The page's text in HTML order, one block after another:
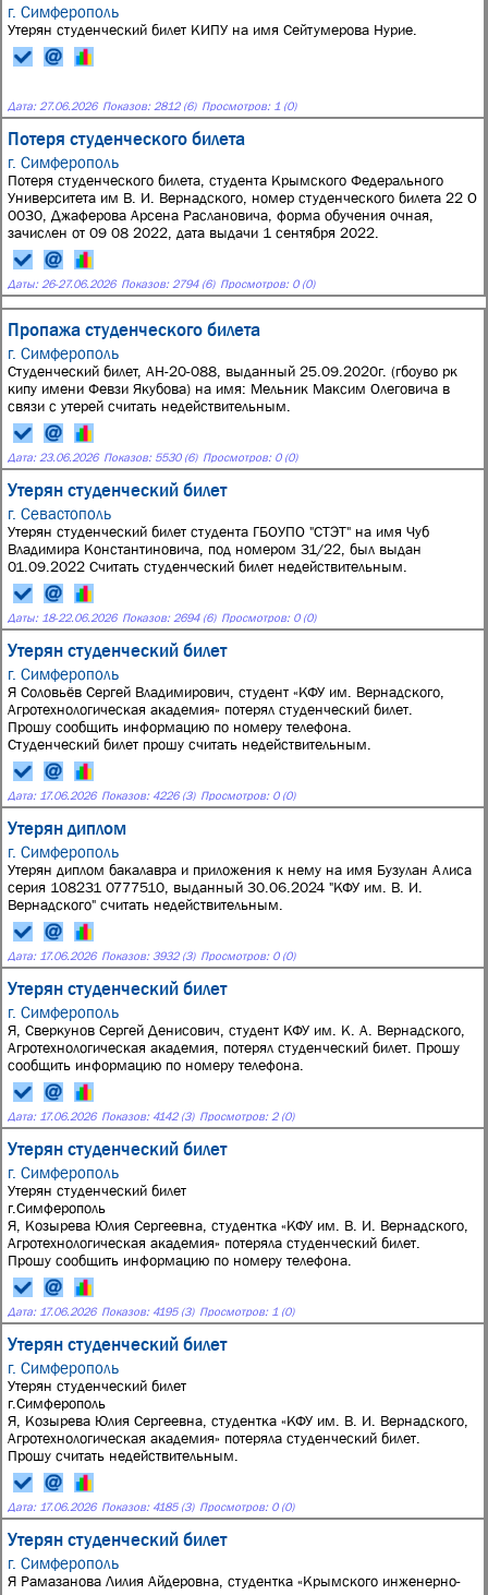
г. Симферополь
Утерян студенческий билет КИПУ на имя Сейтумерова Нурие.
Дата: 27.06.2026 Показов: 2812 (6) Просмотров: 1 (0)
Потеря студенческого билета
г. Симферополь
Потеря студенческого билета, студента Крымского Федерального
Университета им В. И. Вернадского, номер студенческого билета 22 О
0030, Джаферова Арсена Раслановича, форма обучения очная,
зачислен от 09 08 2022, дата выдачи 1 сентября 2022.
Даты: 26-27.06.2026 Показов: 2794 (6) Просмотров: 0 (0)
Пропажа студенческого билета
г. Симферополь
Студенческий билет, АН-20-088, выданный 25.09.2020г. (гбоуво рк
кипу имени Февзи Якубова) на имя: Мельник Максим Олеговича в
связи с утерей считать недействительным.
Дата: 23.06.2026 Показов: 5530 (6) Просмотров: 0 (0)
Утерян студенческий билет
г. Севастополь
Утерян студенческий билет студента ГБОУПО "СТЭТ" на имя Чуб
Владимира Константиновича, под номером 31/22, был выдан
01.09.2022 Считать студенческий билет недействительным.
Даты: 18-22.06.2026 Показов: 2694 (6) Просмотров: 0 (0)
Утерян студенческий билет
г. Симферополь
Я Соловьёв Сергей Владимирович, студент «КФУ им. Вернадского,
Агротехнологическая академия» потерял студенческий билет.
Прошу сообщить информацию по номеру телефона.
Студенческий билет прошу считать недействительным.
Дата: 17.06.2026 Показов: 4226 (3) Просмотров: 0 (0)
Утерян диплом
г. Симферополь
Утерян диплом бакалавра и приложения к нему на имя Бузулан Алиса
серия 108231 0777510, выданный 30.06.2024 "КФУ им. В. И.
Вернадского" считать недействительным.
Дата: 17.06.2026 Показов: 3932 (3) Просмотров: 0 (0)
Утерян студенческий билет
г. Симферополь
Я, Сверкунов Сергей Денисович, студент КФУ им. К. А. Вернадского,
Агротехнологическая академия, потерял студенческий билет. Прошу
сообщить информацию по номеру телефона.
Дата: 17.06.2026 Показов: 4142 (3) Просмотров: 2 (0)
Утерян студенческий билет
г. Симферополь
Утерян студенческий билет
г.Симферополь
Я, Козырева Юлия Сергеевна, студентка «КФУ им. В. И. Вернадского,
Агротехнологическая академия» потеряла студенческий билет.
Прошу сообщить информацию по номеру телефона.
Дата: 17.06.2026 Показов: 4195 (3) Просмотров: 1 (0)
Утерян студенческий билет
г. Симферополь
Утерян студенческий билет
г.Симферополь
Я, Козырева Юлия Сергеевна, студентка «КФУ им. В. И. Вернадского,
Агротехнологическая академия» потеряла студенческий билет.
Прошу считать недействительным.
Дата: 17.06.2026 Показов: 4185 (3) Просмотров: 0 (0)
Утерян студенческий билет
г. Симферополь
Я Рамазанова Лилия Айдеровна, студентка «Крымского инженерно-